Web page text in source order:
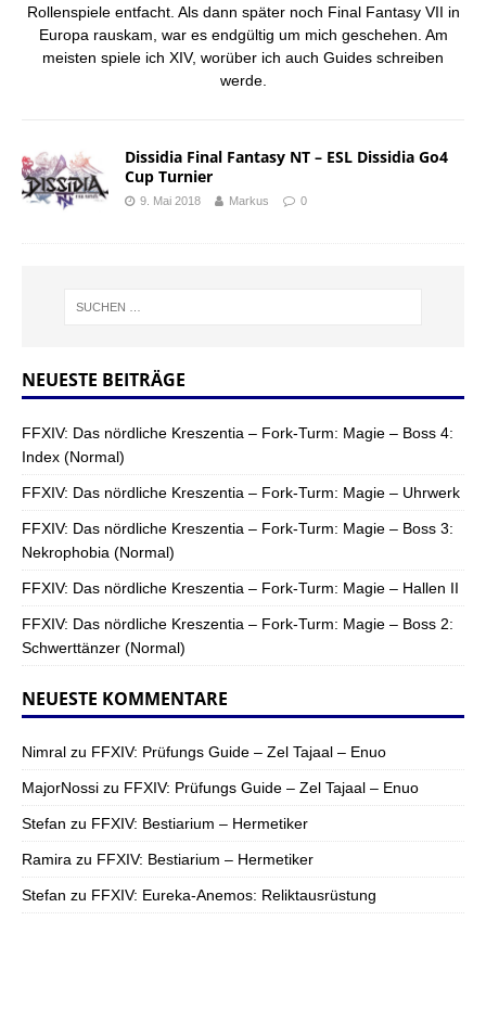
Rollenspiele entfacht. Als dann später noch Final Fantasy VII in
Europa rauskam, war es endgültig um mich geschehen. Am
meisten spiele ich XIV, worüber ich auch Guides schreiben
werde.
Dissidia Final Fantasy NT – ESL Dissidia Go4
Cup Turnier
9. Mai 2018 Markus 0
NEUESTE BEITRÄGE
FFXIV: Das nördliche Kreszentia – Fork-Turm: Magie – Boss 4:
Index (Normal)
FFXIV: Das nördliche Kreszentia – Fork-Turm: Magie – Uhrwerk
FFXIV: Das nördliche Kreszentia – Fork-Turm: Magie – Boss 3:
Nekrophobia (Normal)
FFXIV: Das nördliche Kreszentia – Fork-Turm: Magie – Hallen II
FFXIV: Das nördliche Kreszentia – Fork-Turm: Magie – Boss 2:
Schwerttänzer (Normal)
NEUESTE KOMMENTARE
Nimral zu FFXIV: Prüfungs Guide – Zel Tajaal – Enuo
MajorNossi zu FFXIV: Prüfungs Guide – Zel Tajaal – Enuo
Stefan zu FFXIV: Bestiarium – Hermetiker
Ramira zu FFXIV: Bestiarium – Hermetiker
Stefan zu FFXIV: Eureka-Anemos: Reliktausrüstung